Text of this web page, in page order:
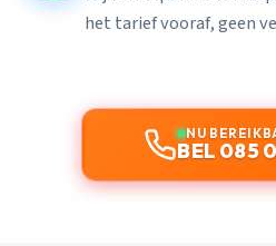
het tarief vooraf, geen
NU
BEL 085